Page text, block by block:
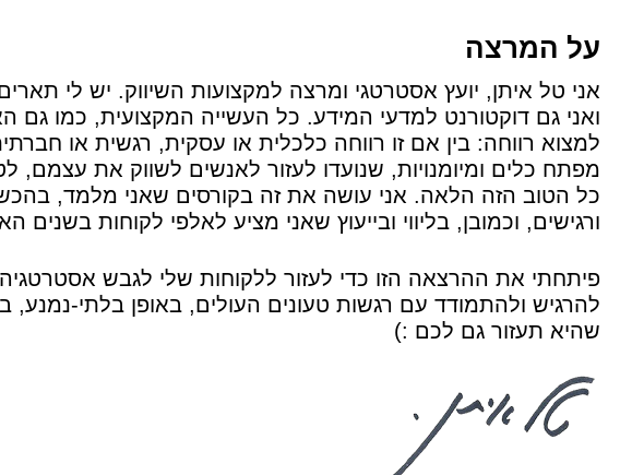
על המרצה
אני טל איתן, יועץ אסטרטגי ומרצה למקצועות השיווק. יש לי
ואני גם דוקטורנט למדעי המידע. כל העשייה המקצועית, כמו גם
למצוא רווחה: בין אם זו רווחה כלכלית או עסקית, רגשית או
מפתח כלים ומיומנויות, שנועדו לעזור לאנשים לשווק את עצמם,
כל הטוב הזה הלאה. אני עושה את זה בקורסים שאני מלמד,
ורגישים, וכמובן, בליווי ובייעוץ שאני מציע לאלפי לקוחות בשנים
פיתחתי את ההרצאה הזו כדי לעזור ללקוחות שלי לגבש
להרגיש ולהתמודד עם רגשות טעונים העולים, באופן בלתי-נמנע,
שהיא תעזור גם לכם :)